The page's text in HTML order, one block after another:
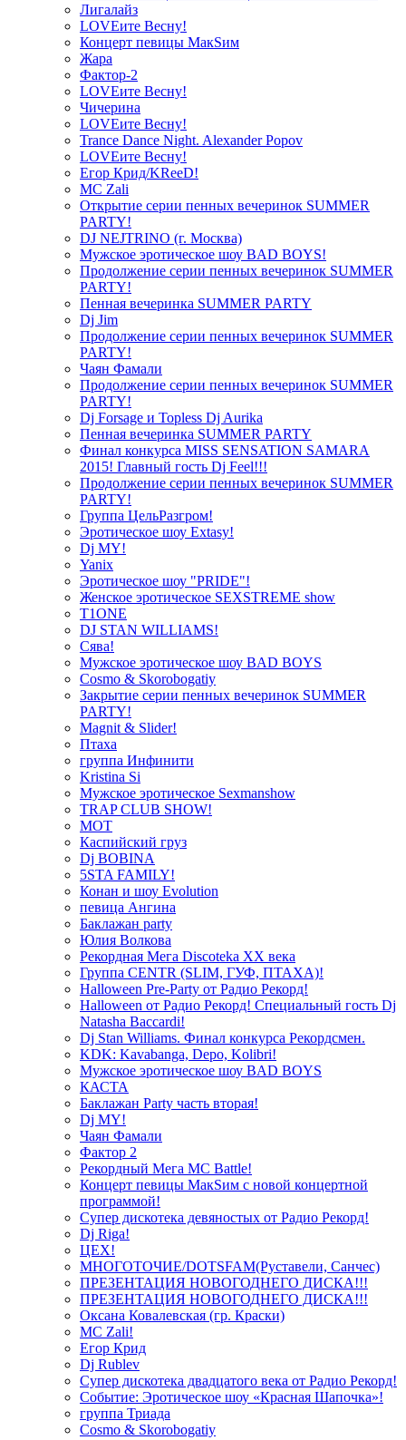
Лигалайз
LOVEите Весну!
Концерт певицы МакSим
Жара
Фактор-2
LOVEите Весну!
Чичерина
LOVEите Весну!
Trance Dance Night. Alexander Popov
LOVEите Весну!
Егор Крид/KReeD!
MC Zali
Открытие серии пенных вечеринок SUMMER
PARTY!
DJ NEJTRINO (г. Москва)
Мужское эротическое шоу BAD BOYS!
Продолжение серии пенных вечеринок SUMMER
PARTY!
Пенная вечеринка SUMMER PARTY
Dj Jim
Продолжение серии пенных вечеринок SUMMER
PARTY!
Чаян Фамали
Продолжение серии пенных вечеринок SUMMER
PARTY!
Dj Forsage и Topless Dj Aurika
Пенная вечеринка SUMMER PARTY
Финал конкурса MISS SENSATION SAMARA
2015! Главный гость Dj Feel!!!
Продолжение серии пенных вечеринок SUMMER
PARTY!
Группа ЦельРазгром!
Эротическое шоу Extasy!
Dj MY!
Yanix
Эротическое шоу "PRIDE"!
Женское эротическое SEXSTREME show
T1ONE
DJ STAN WILLIAMS!
Сява!
Мужское эротическое шоу BAD BOYS
Cosmo & Skorobogatiy
Закрытие серии пенных вечеринок SUMMER
PARTY!
Magnit & Slider!
Птаха
группа Инфинити
Kristina Si
Мужское эротическое Sexmanshow
TRAP CLUB SHOW!
МОТ
Каспийский груз
Dj BOBINA
5STA FAMILY!
Конан и шоу Evolution
певица Ангина
Баклажан party
Юлия Волкова
Рекордная Мега Discoteka XX века
Группа CENTR (SLIM, ГУФ, ПТАХА)!
Halloween Pre-Party от Радио Рекорд!
Halloween от Радио Рекорд! Специальный гость Dj
Natasha Baccardi!
Dj Stan Williams. Финал конкурса Рекордсмен.
KDK: Kavabanga, Depo, Kolibri!
Мужское эротическое шоу BAD BOYS
КАСТА
Баклажан Party часть вторая!
Dj MY!
Чаян Фамали
Фактор 2
Рекордный Мега МС Battle!
Концерт певицы МакSим с новой концертной
программой!
Супер дискотека девяностых от Радио Рекорд!
Dj Riga!
ЦЕХ!
МНОГОТОЧИЕ/DOTSFAM(Руставели, Санчес)
ПРЕЗЕНТАЦИЯ НОВОГОДНЕГО ДИСКА!!!
ПРЕЗЕНТАЦИЯ НОВОГОДНЕГО ДИСКА!!!
Оксана Ковалевская (гр. Краски)
MC Zali!
Егор Крид
Dj Rublev
Супер дискотека двадцатого века от Радио Рекорд!
Событие: Эротическое шоу «Красная Шапочка»!
группа Триада
Cosmo & Skorobogatiy